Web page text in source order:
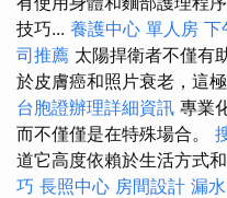
技巧... 養護中心 單人房 下
司推薦 太陽捍衛者不僅有
於皮膚癌和照片衰老，這
台胞證辦理詳細資訊 專業
而不僅僅是在特殊場合。
道它高度依賴於生活方式
巧 長照中心 房間設計 漏